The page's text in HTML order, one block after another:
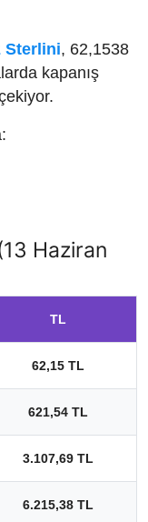
Sterlini, 62,1538
kapanış
Haziran
TL
62,15 TL
621,54 TL
3.107,69 TL
6.215,38 TL